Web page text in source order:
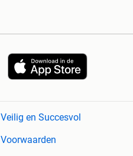
Veilig en Succesvol
Voorwaarden